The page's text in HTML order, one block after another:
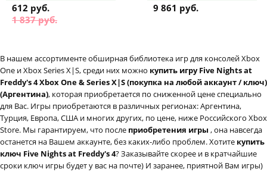
612 руб.
1 837 руб.
9 861 руб.
В нашем ассортименте обширная библиотека игр для консолей Xbox
One и Xbox Series X|S, среди них можно купить игру Five Nights at
Freddy's 4 Xbox One & Series X|S (покупка на любой аккаунт / ключ)
(Аргентина), которая приобретается по сниженной цене специально
для Вас. Игры приобретаются в различных регионах: Аргентина,
Турция, Европа, США и многих других, по цене, ниже Российского Xbox
Store. Мы гарантируем, что после приобретения игры , она навсегда
останется на Вашем аккаунте, без каких-либо проблем. Хотите купить
ключ Five Nights at Freddy's 4? Заказывайте скорее и в кратчайшие
сроки ключ игры будет у вас на почте) И заранее, приятной Вам игры)